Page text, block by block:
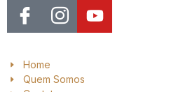
Home
Quem Somos